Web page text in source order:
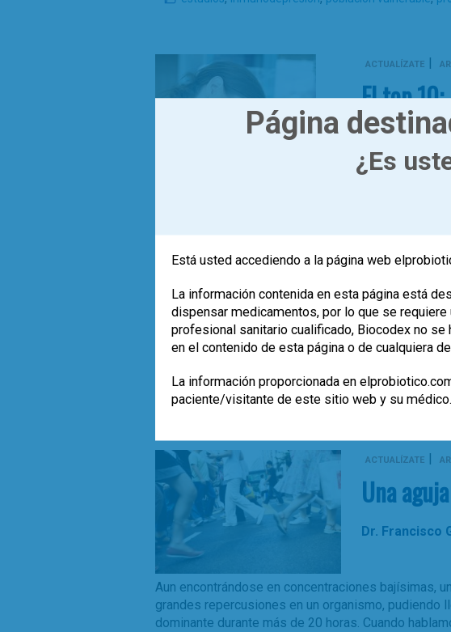
ACTUALÍZATE |
El top
Dra. Jimena
El siguiente listado, probablemente con un alto
nuevas perspectivas que, sobre el microbioma
clínico de los probióticos, se están desarrollando
Leer más estudios,investigación, microbiota,
ACTUALÍZATE |
Una
Dr. Francisco
Aun encontrándose en concentraciones bajísimas,
grandes repercusiones en un organismo, pudiendo
dominante durante más de 20 horas. Cuando
Página
¿Es
Está usted accediendo a la página web
La información contenida en esta página está
dispensar medicamentos, por lo que se
profesional sanitario cualificado, Biocodex no
en el contenido de esta página o de cualquiera
La información proporcionada en
paciente/visitante de este sitio web y su médico.